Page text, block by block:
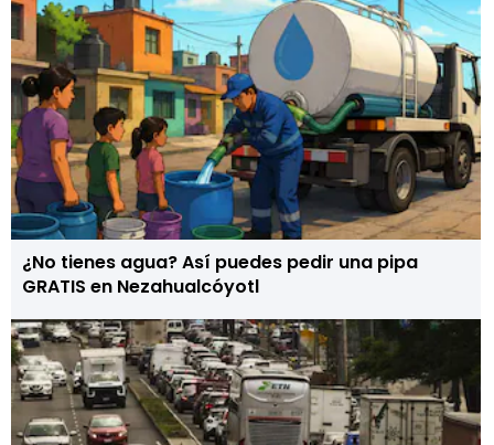
¿No tienes agua? Así puedes pedir una pipa
GRATIS en Nezahualcóyotl